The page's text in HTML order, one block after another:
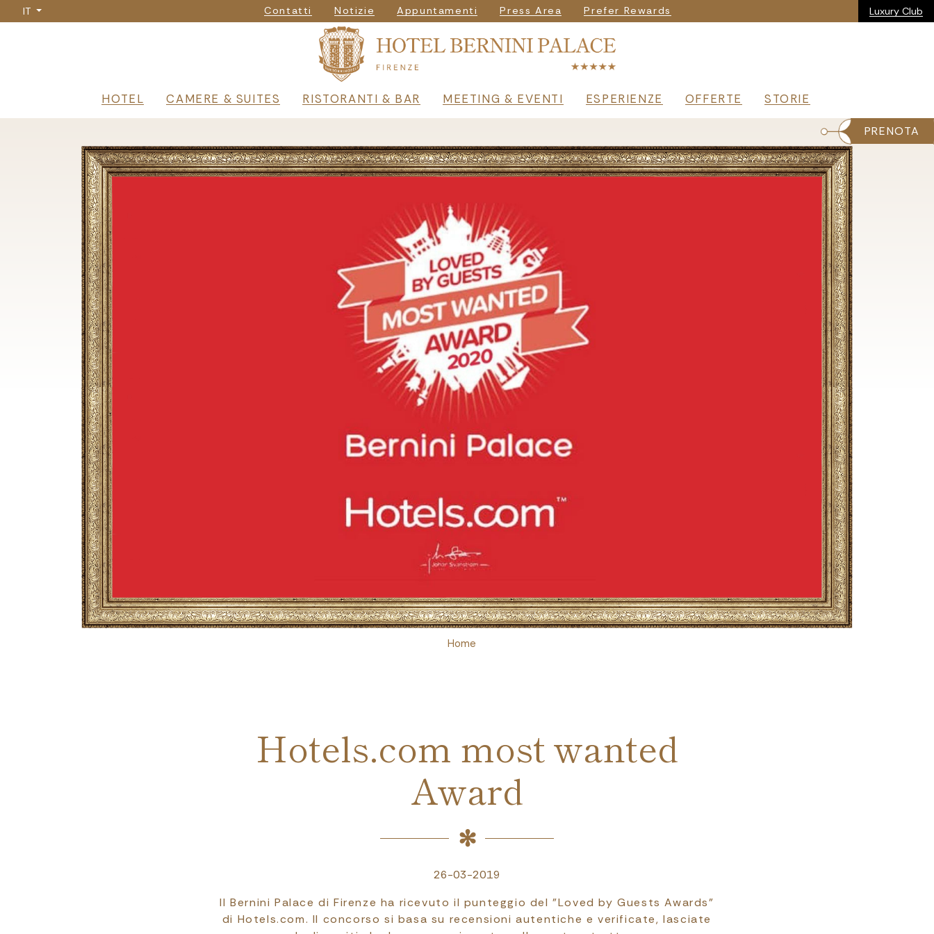
Salta
al
IT Navigazione secondaria
Contatti Notizie Appuntamenti Press Area Prefer Rewards Luxury Club
Navigazione principale
HOTEL CAMERE & SUITES RISTORANTI & BAR MEETING & EVENTI ESPERIENZE OFFERTE STORIE
PRENOTA
Home
Hotels.com most wanted
Award
26-03-2019
Il Bernini Palace di Firenze ha ricevuto il punteggio del "Loved by Guests Awards"
di Hotels.com. Il concorso si basa su recensioni autentiche e verificate, lasciate